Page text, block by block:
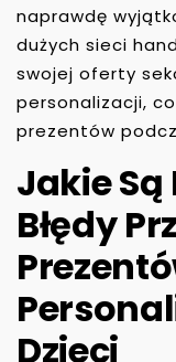
naprawdę
dużych sieci
swojej oferty
personalizacji,
prezentów
Jakie
Błędy
Dzieci